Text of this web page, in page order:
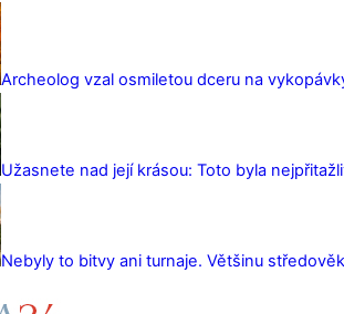
Archeolog vzal osmiletou dceru na
Užasnete nad její krásou: Toto byla
Nebyly to bitvy ani turnaje. Většinu